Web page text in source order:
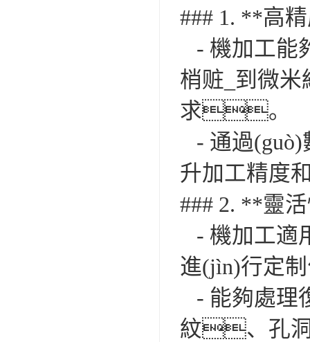
### 1. **高
- 機加工
梢赃_到微
求。
- 通過(guò)
升加工精
### 2. **靈
- 機加工適
進(jìn)行定
- 能夠處
紋、孔